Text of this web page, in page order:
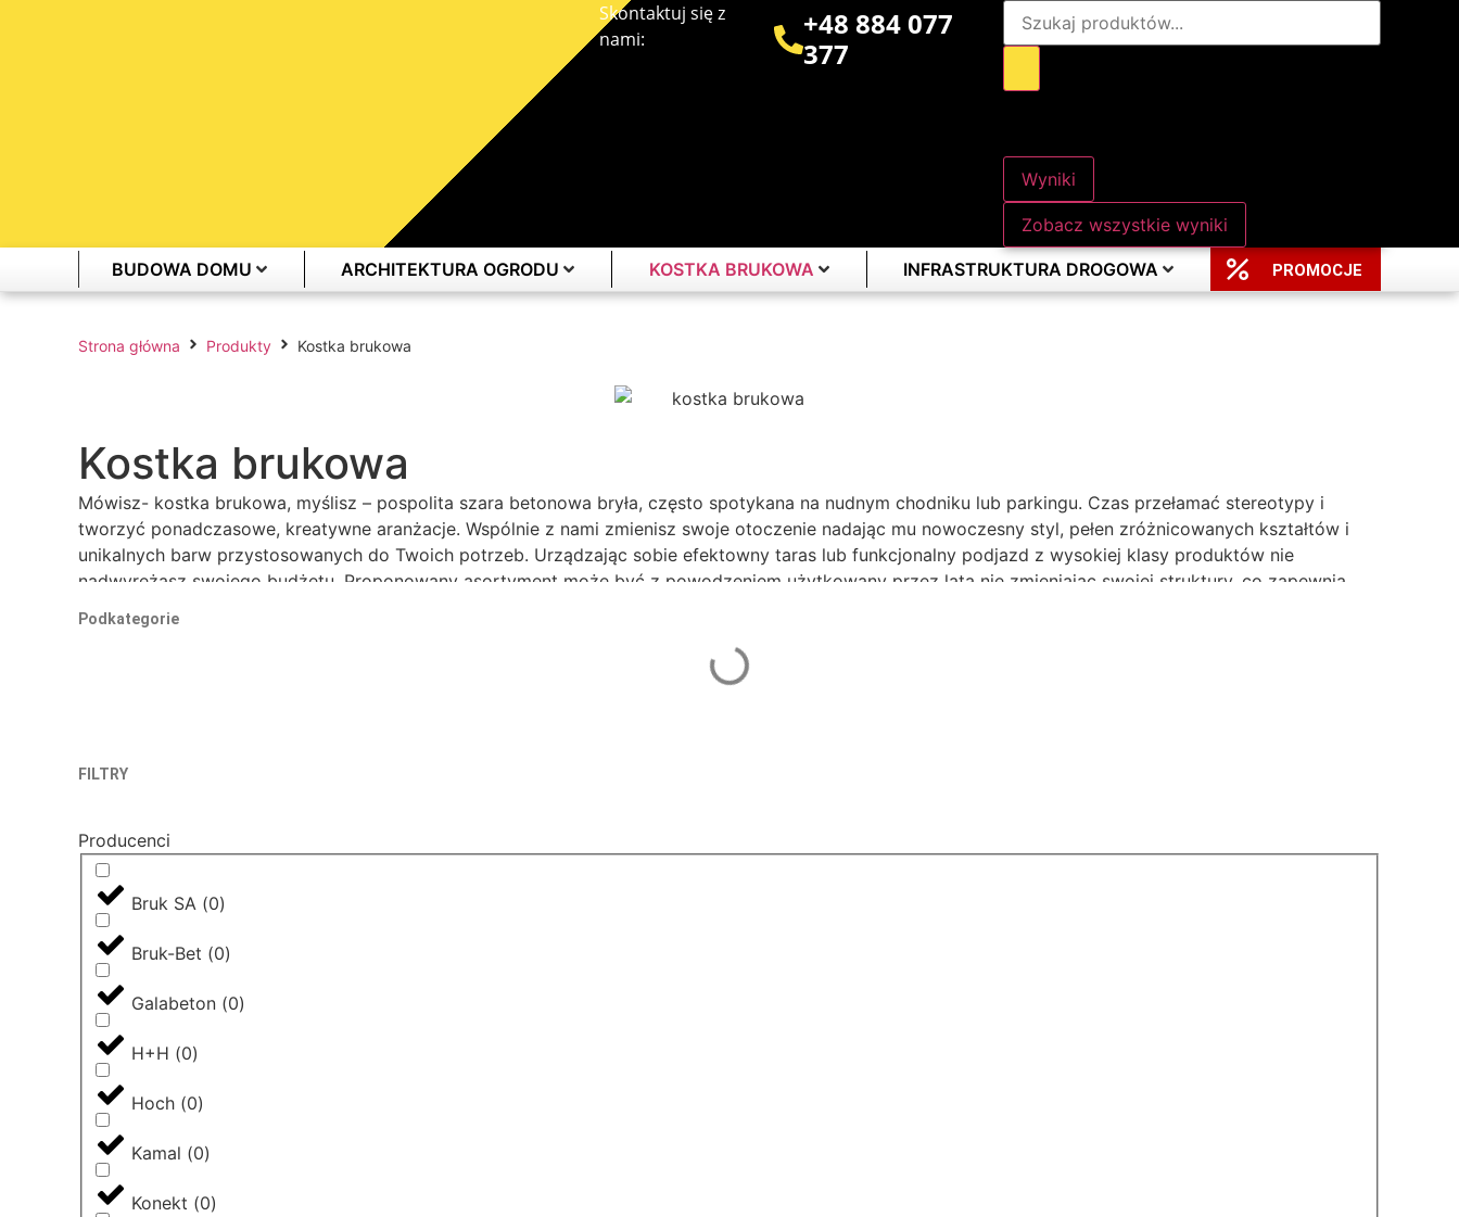
Skontaktuj się z
nami:
+48 884 077
377
Wyniki
Zobacz wszystkie wyniki
BUDOWA DOMU ARCHITEKTURA OGRODU KOSTKA BRUKOWA INFRASTRUKTURA DROGOWA PROMOCJE
Strona główna Produkty Kostka brukowa
Kostka brukowa
Mówisz- kostka brukowa, myślisz – pospolita szara betonowa bryła, często spotykana na nudnym chodniku lub parkingu. Czas przełamać stereotypy i
tworzyć ponadczasowe, kreatywne aranżacje. Wspólnie z nami zmienisz swoje otoczenie nadając mu nowoczesny styl, pełen zróżnicowanych kształtów i
unikalnych barw przystosowanych do Twoich potrzeb. Urządzając sobie efektowny taras lub funkcjonalny podjazd z wysokiej klasy produktów nie
nadwyrężasz swojego budżetu. Proponowany asortyment może być z powodzeniem użytkowany przez lata nie zmieniając swojej struktury, co zapewnia
Szerokie zastosowanie kostki brukowej pozwala na tworzenie różnego rodzaju koncepcji architektonicznych. Wokół domu stosujemy ją do tworzenia
chodniczków, obejść, dróżek i podjazdów. Wzbogaca ona architekturę ogrodową i pozwala łączyć florę z modernistycznym wzornictwem. Wytrzymała i
odporna na warunki atmosferyczne i eksploatację kostka betonowa jest kluczowym materiałem do tworzenia infrastruktury drogowej. Podbudową
palisady, murki, ogrodzenia, a także elementy małej architektury. Szeroka gama produktów zawiera również preparaty do czyszczenia oraz impregnowania
Podkategorie
FILTRY
Producenci
Bruk SA (0)
Bruk-Bet (0)
Galabeton (0)
H+H (0)
Hoch (0)
Kamal (0)
Konekt (0)